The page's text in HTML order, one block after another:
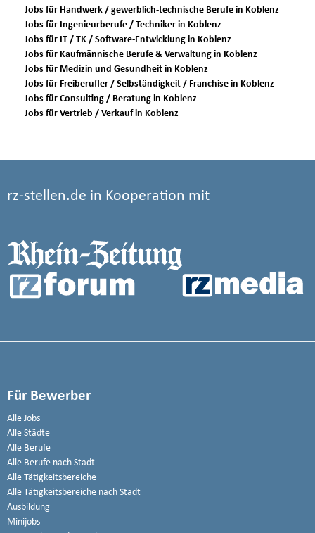
Jobs für Handwerk / gewerblich-technische Berufe in Koblenz
Jobs für Ingenieurberufe / Techniker in Koblenz
Jobs für IT / TK / Software-Entwicklung in Koblenz
Jobs für Kaufmännische Berufe & Verwaltung in Koblenz
Jobs für Medizin und Gesundheit in Koblenz
Jobs für Freiberufler / Selbständigkeit / Franchise in Koblenz
Jobs für Consulting / Beratung in Koblenz
Jobs für Vertrieb / Verkauf in Koblenz
rz-stellen.de in Kooperation mit
Für Bewerber
Alle Jobs
Alle Städte
Alle Berufe
Alle Berufe nach Stadt
Alle Tätigkeitsbereiche
Alle Tätigkeitsbereiche nach Stadt
Ausbildung
Minijobs